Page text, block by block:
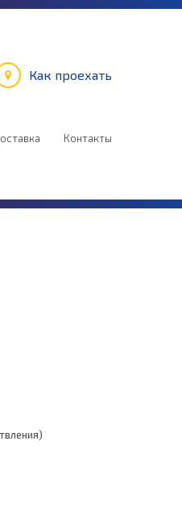
Как проехать
Контакты